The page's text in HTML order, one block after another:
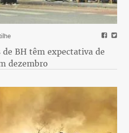
BH têm expectativa de
dezembro